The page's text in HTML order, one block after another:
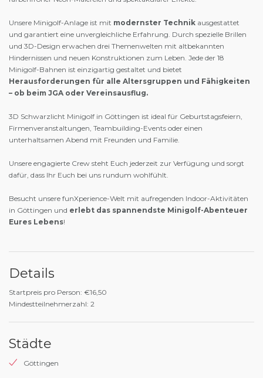
Unsere Minigolf-Anlage ist mit modernster Technik ausgestattet
und garantiert eine unvergleichliche Erfahrung. Durch spezielle Brillen
und 3D-Design erwachen drei Themenwelten mit altbekannten
Hindernissen und neuen Konstruktionen zum Leben. Jede der 18
Minigolf-Bahnen ist einzigartig gestaltet und bietet
Herausforderungen für alle Altersgruppen und Fähigkeiten
– ob beim JGA oder Vereinsausflug.
3D Schwarzlicht Minigolf in Göttingen ist ideal für Geburtstagsfeiern,
Firmenveranstaltungen, Teambuilding-Events oder einen
unterhaltsamen Abend mit Freunden und Familie.
Unsere engagierte Crew steht Euch jederzeit zur Verfügung und sorgt
dafür, dass Ihr Euch bei uns rundum wohlfühlt.
Besucht unsere funXperience-Welt mit aufregenden Indoor-Aktivitäten
in Göttingen und erlebt das spannendste Minigolf-Abenteuer
Eures Lebens!
Details
Startpreis pro Person: €16,50
Mindestteilnehmerzahl: 2
Städte
Göttingen